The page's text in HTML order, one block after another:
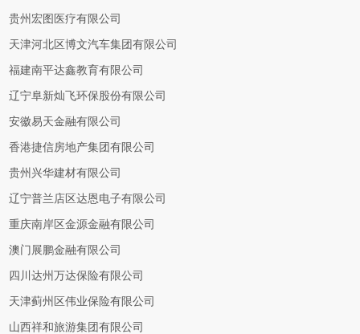
贵州宏图医疗有限公司
天津河北区博文汽车集团有限公司
福建南平达鑫教育有限公司
辽宁阜新灿飞环保股份有限公司
安徽易天金融有限公司
香港捷信房地产集团有限公司
贵州兴华建材有限公司
辽宁普兰店区达恩电子有限公司
重庆南岸区金源金融有限公司
澳门展鹏金融有限公司
四川达州万达保险有限公司
天津蓟州区伟业保险有限公司
山西祥和旅游集团有限公司